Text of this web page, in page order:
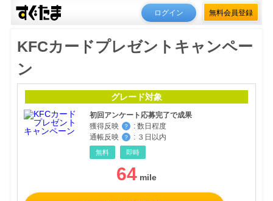
ログイン 無料会員登録
KFCカードプレゼントキャンペー
ン
グレード対象
初回アンケート応募完了で成果
獲得反映
？ : 数日程度
通帳反映
？ : ３日以内
無料 即時
64